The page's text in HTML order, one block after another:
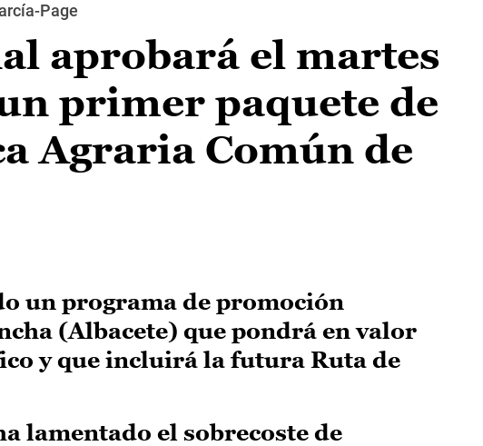
Page
aprobará el martes
primer paquete de
Agraria Común de
un programa de promoción
(Albacete) que pondrá en valor
y que incluirá la futura Ruta de
lamentado el sobrecoste de